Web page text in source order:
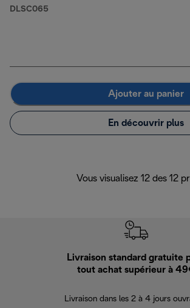
DLSC065
Ajouter au panier
En découvrir plus
Vous visualisez 12 des 12
Livraison standard gratuite
tout achat supérieur à
Livraison dans les 2 à 4 jours